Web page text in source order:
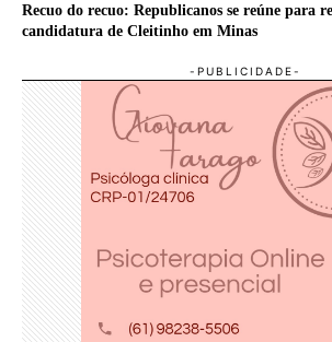
Recuo do recuo: Republicanos se reúne para
candidatura de Cleitinho em Minas